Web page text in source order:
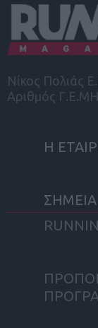
Νίκος Πολιάς
Αριθμός
Η